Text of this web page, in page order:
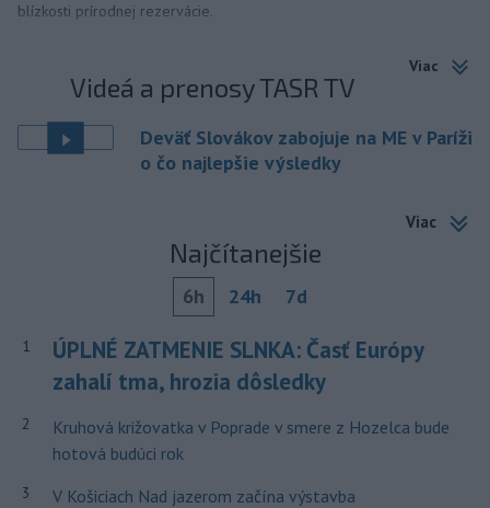
blízkosti prírodnej rezervácie.
Viac
Videá a prenosy TASR TV
Deväť Slovákov zabojuje na ME v Paríži
o čo najlepšie výsledky
Viac
Najčítanejšie
6h 24h 7d
1
ÚPLNÉ ZATMENIE SLNKA: Časť Európy
zahalí tma, hrozia dôsledky
2
Kruhová križovatka v Poprade v smere z Hozelca bude
hotová budúci rok
3
V Košiciach Nad jazerom začína výstavba